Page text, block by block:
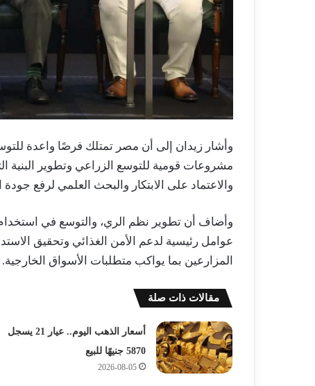
وأشار زيدان إلى أن مصر تمتلك فرصًا واعدة
مشروعات قومية للتوسع الزراعي وتطوير البنية
والاعتماد على الابتكار والبحث العلمي لرفع جودة
وأضاف أن تطوير نظم الري، والتوسع في استخدام
عوامل رئيسية لدعم الأمن الغذائي وتحقيق
المزارعين بما يواكب متطلبات الأسواق الخارجية.
مقالات ذات صلة
أسعار الذهب اليوم.. عيار 21 يسجل
5870 جنيهًا للبيع
2026-08-05